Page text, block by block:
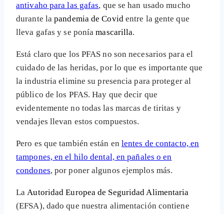
antivaho para las gafas, que se han usado mucho
durante lapandemia de Covidentre la gente que
lleva gafas y se poníamascarilla.
Está claro que los PFAS no son necesarios para el
cuidado de las heridas, por lo que es importante que
la industria elimine su presencia para proteger al
público de los PFAS. Hay que decir que
evidentemente no todas las marcas de tiritas y
vendajes llevan estos compuestos.
Pero es que también están en lentes de contacto, en
tampones, en el hilo dental, en pañales o en
condones, por poner algunos ejemplos más.
LaAutoridad Europea de Seguridad Alimentaria
(EFSA), dado que nuestra alimentación contiene